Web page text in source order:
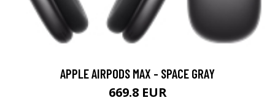
APPLE AIRPODS MAX - SPACE GRAY
669.8 EUR